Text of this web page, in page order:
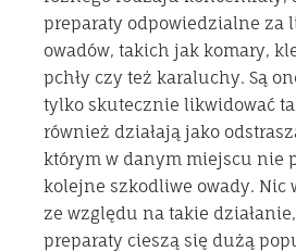
preparaty odpowiedzialne za
owadów, takich jak komary,
pchły czy też karaluchy. Są
tylko skutecznie likwidować
również działają jako
którym w danym miejscu nie
kolejne szkodliwe owady. Nic
ze względu na takie
preparaty cieszą się dużą